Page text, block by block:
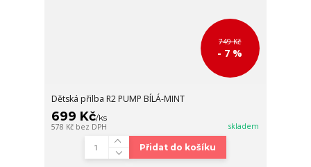
749 Kč
- 7 %
Dětská přilba R2 PUMP BÍLÁ-MINT
699 Kč/ks
578 Kč bez DPH skladem
Přidat do košíku